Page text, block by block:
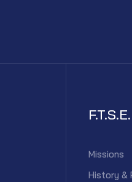
F.T.S.E.
Missions
History &